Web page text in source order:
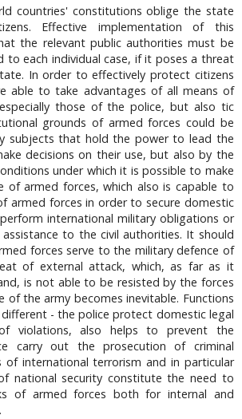
countries' constitutions oblige the state
Effective implementation of this
the relevant public authorities must be
to each individual case, if it poses a threat
In order to effectively protect citizens
able to take advantages of all means of
those of the police, but also tic
grounds of armed forces could be
subjects that hold the power to lead the
decisions on their use, but also by the
under which it is possible to make
of armed forces, which also is capable to
armed forces in order to secure domestic
international military obligations or
assistance to the civil authorities. It should
forces serve to the military defence of
of external attack, which, as far as it
is not able to be resisted by the forces
of the army becomes inevitable. Functions
- the police protect domestic legal
violations, also helps to prevent the
carry out the prosecution of criminal
of international terrorism and in particular
national security constitute the need to
of armed forces both for internal and